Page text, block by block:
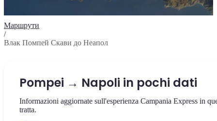
Маршрути
/
Влак Помпей Скави до Неапол
Pompei → Napoli in pochi dati
Informazioni aggiornate sull'esperienza Campania Express in
tratta.